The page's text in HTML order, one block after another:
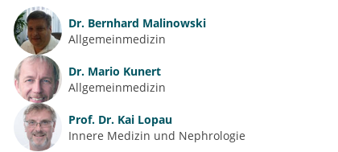
Dr. Bernhard Malinowski
Allgemeinmedizin
Dr. Mario Kunert
Allgemeinmedizin
Prof. Dr. Kai Lopau
Innere Medizin und Nephrologie